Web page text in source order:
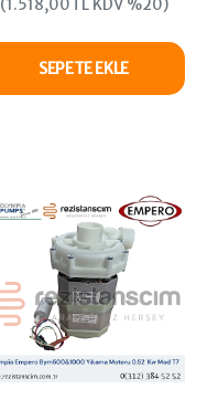
(1.518,00TL KDV %20)
SEPETE EKLE